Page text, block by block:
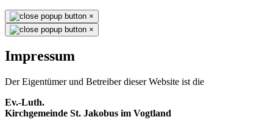
×
×
Impressum
Der Eigentümer und Betreiber dieser Website ist die
Ev.-Luth.
Kirchgemeinde St. Jakobus im Vogtland